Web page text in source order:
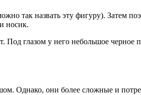
так назвать эту фигуру). Затем
носик.
глазом у него небольшое черное
Однако, они более сложные и